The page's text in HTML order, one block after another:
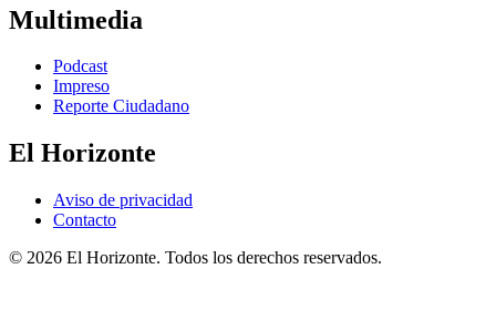
Multimedia
Podcast
Impreso
Reporte Ciudadano
El Horizonte
Aviso de privacidad
Contacto
© 2026 El Horizonte. Todos los derechos reservados.